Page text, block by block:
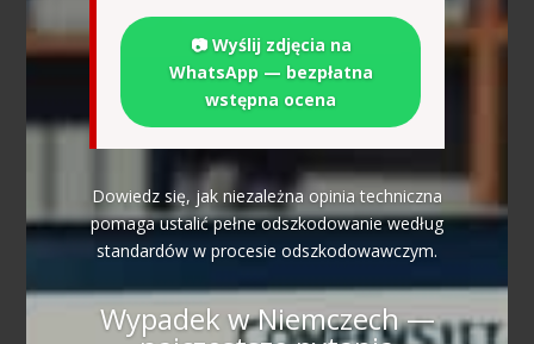
📷 Wyślij zdjęcia na
WhatsApp — bezpłatna
wstępna ocena
Dowiedz się, jak niezależna opinia techniczna
pomaga ustalić pełne odszkodowanie według
standardów w procesie odszkodowawczym.
Wypadek w Niemczech —